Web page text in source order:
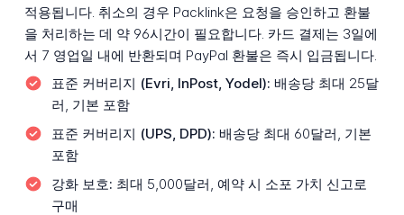
적용됩니다. 취소의 경우 Packlink은 요청을 승인하고 환불
을 처리하는 데 약 96시간이 필요합니다. 카드 결제는 3일에
서 7 영업일 내에 반환되며 PayPal 환불은 즉시 입금됩니다.
표준 커버리지 (Evri, InPost, Yodel): 배송당 최대 25달
러, 기본 포함
표준 커버리지 (UPS, DPD): 배송당 최대 60달러, 기본
포함
강화 보호: 최대 5,000달러, 예약 시 소포 가치 신고로
구매